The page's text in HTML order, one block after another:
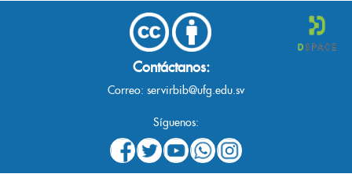
Contáctanos:
Correo: servirbib@ufg.edu.sv
Síguenos: